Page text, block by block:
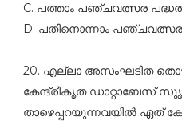
C. പത്താം പഞ്ചവത്സര
D. പതിനൊന്നാം പഞ്ചവത്സര
20. എല്ലാ അസംഘടിത
കേന്ദ്രീകൃത ഡാറ്റാബേസ്‌
താഴെപ്പറയുന്നവയില്‍ ഏത്‌